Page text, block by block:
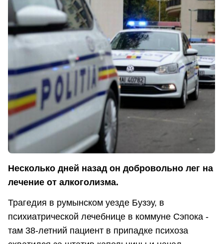
Несколько дней назад он добровольно лег на
лечение от алкоголизма.
Трагедия в румынском уезде Бузэу, в
психиатрической лечебнице в коммуне Сэпока -
там 38-летний пациент в припадке психоза